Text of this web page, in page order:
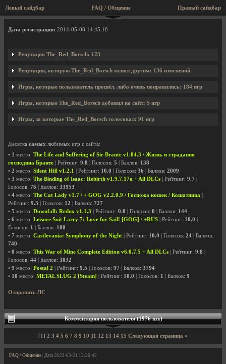
Левый сайдбар Правый сайдбар
FAQ / Общение
Профиль пользователя The_Red_Borsch
Дата регистрации: 2014-05-08 14:45:18
Репутация The_Red_Borsch: 123
Репутация, которую The_Red_Borsch менял другим: 136 изменений
Игры, которые пользователь прошёл, либо очень понравились: 184 игр
Игры, которые The_Red_Borsch добавил на сайт: 5 игр
Игры, за которые The_Red_Borsch голосовал: 91 игр
Десятка самых любимых игр с сайта:
• 1 место: The Life and Suffering of Sir Brante v1.04.3 / Жизнь и страдания
господина Бранте | Рейтинг: 9.8 | Голосов: 5 | Баллов: 138
• 2 место: Silent Hill v1.2.1 | Рейтинг: 10.0 | Голосов: 36 | Баллов: 2009
• 3 место: The Binding of Isaac: Rebirth v1.9.7.17a + All DLCs | Рейтинг: 9.7
Голосов: 76 | Баллов: 33953
• 4 место: The Cat Lady v1.7 / + GOG v2.2.0.9 / Госпожа кошек / Кошатница
Рейтинг: 9.3 | Голосов: 12 | Баллов: 727
• 5 место: Downfall: Redux v1.1.3 | Рейтинг: 0.0 | Голосов: 0 | Баллов: 144
• 6 место: Leisure Suit Larry 7: Love for Sail! [GOG] / +RUS | Рейтинг: 10.0
Голосов: 1 | Баллов: 180
• 7 место: Castlevania: Symphony of the Night | Рейтинг: 10.0 | Голосов: 24 | Баллов:
740
• 8 место: This War of Mine Complete Edition v6.0.7.5 + All DLCs | Рейтинг: 9.8
Голосов: 44 | Баллов: 3832
• 9 место: Postal 2 | Рейтинг: 9.5 | Голосов: 97 | Баллов: 3794
• 10 место: METAL SLUG 2 [Steam] | Рейтинг: 10.0 | Голосов: 1 | Баллов: 9
Отправить ЛС
Комментарии пользователя (1976 шт.)
[1] 2 3 4 5 6 7 8 9 10 11 12 13 14 15 Следующая страница »
FAQ / Общение | Дата 2022-03-21 13:26:42